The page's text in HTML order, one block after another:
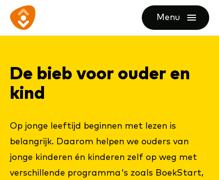
direct
content
direct
footer
Ga
naar
Menu
openen
De bieb voor ou­der en
kind
Op jonge leeftijd beginnen met lezen is
belangrijk. Daarom helpen we ouders van
jonge kinderen én kinderen zelf op weg met
verschillende programma's zoals BoekStart,